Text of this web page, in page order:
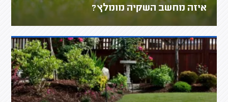
איזה מחשב השקיה מומלץ?